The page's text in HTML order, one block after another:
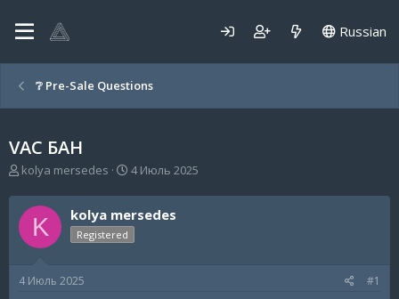
Russian
❔ Pre-Sale Questions
VAC БАН
А
т
о
р
т
м
kolya mersedes
Д
т
а
4 Июль 2025
K kolya mersedes
Registered
4 Июль 2025 #1